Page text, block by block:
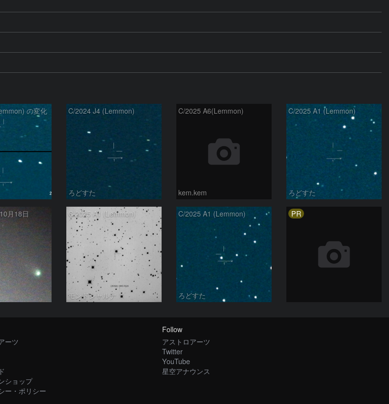
の変化 C/2024 J4 (Lemmon)
ろどすた
C/2025 A6(Lemmon)
kem.kem
C/2025 A1 (Lemmon)
ろどすた
月18日 C/2025 A1 (Lemmon)
モンドシャルナ
C/2025 A1 (Lemmon)
ろどすた
PR
ーツ
ショップ
ー・ポリシー
Follow
アストロアーツ
Twitter
YouTube
星空アナウンス